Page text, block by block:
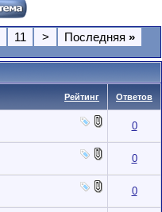
11 > Последняя »
Рейтинг Ответов
0
0
0